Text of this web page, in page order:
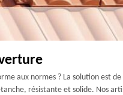
aux normes ? La solution est
résistante et solide. Nos